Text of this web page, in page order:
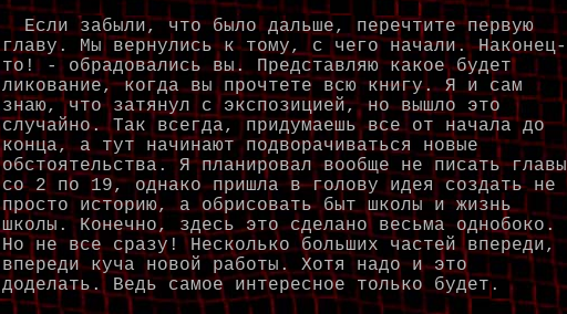
Если забыли, что было дальше, перечтите первую
главу. Мы вернулись к тому, с чего начали. Наконец-
то! - обрадовались вы. Представляю какое будет
ликование, когда вы прочтете всю книгу. Я и сам
знаю, что затянул с экспозицией, но вышло это
случайно. Так всегда, придумаешь все от начала до
конца, а тут начинают подворачиваться новые
обстоятельства. Я планировал вообще не писать главы
со 2 по 19, однако пришла в голову идея создать не
просто историю, а обрисовать быт школы и жизнь
школы. Конечно, здесь это сделано весьма однобоко.
Но не все сразу! Несколько больших частей впереди,
впереди куча новой работы. Хотя надо и это
доделать. Ведь самое интересное только будет.